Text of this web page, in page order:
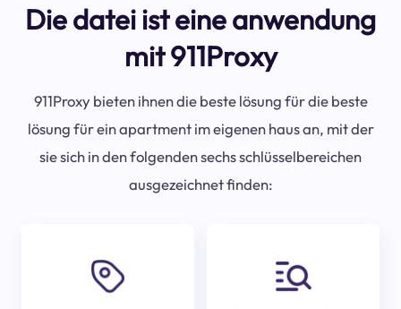
Die datei ist eine anwendung
mit 911Proxy
911Proxy bieten ihnen die beste lösung für die beste
lösung für ein apartment im eigenen haus an, mit der
sie sich in den folgenden sechs schlüsselbereichen
ausgezeichnet finden: